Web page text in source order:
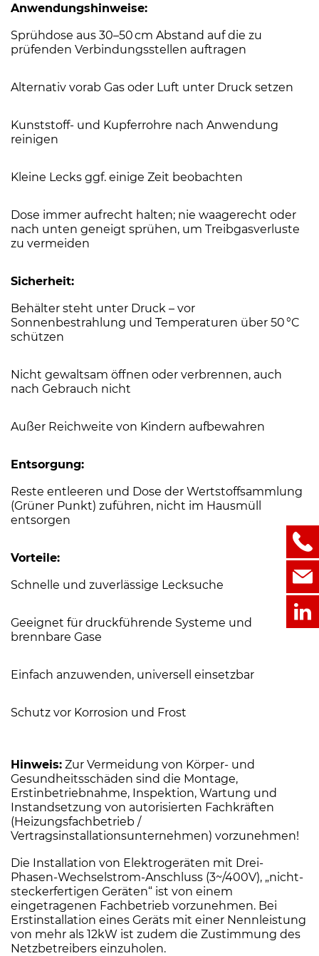
Anwendungshinweise:
Sprühdose aus 30–50 cm Abstand auf die zu
prüfenden Verbindungsstellen auftragen
Alternativ vorab Gas oder Luft unter Druck setzen
Kunststoff- und Kupferrohre nach Anwendung
reinigen
Kleine Lecks ggf. einige Zeit beobachten
Dose immer aufrecht halten; nie waagerecht oder
nach unten geneigt sprühen, um Treibgasverluste
zu vermeiden
Sicherheit:
Behälter steht unter Druck – vor
Sonnenbestrahlung und Temperaturen über 50 °C
schützen
Nicht gewaltsam öffnen oder verbrennen, auch
nach Gebrauch nicht
Außer Reichweite von Kindern aufbewahren
Entsorgung:
Reste entleeren und Dose der Wertstoffsammlung
(Grüner Punkt) zuführen, nicht im Hausmüll
entsorgen
Vorteile:
Schnelle und zuverlässige Lecksuche
Geeignet für druckführende Systeme und
brennbare Gase
Einfach anzuwenden, universell einsetzbar
Schutz vor Korrosion und Frost
Hinweis: Zur Vermeidung von Körper- und
Gesundheitsschäden sind die Montage,
Erstinbetriebnahme, Inspektion, Wartung und
Instandsetzung von autorisierten Fachkräften
(Heizungsfachbetrieb /
Vertragsinstallationsunternehmen) vorzunehmen!
Die Installation von Elektrogeräten mit Drei-
Phasen-Wechselstrom-Anschluss (3~/400V), „nicht-
steckerfertigen Geräten“ ist von einem
eingetragenen Fachbetrieb vorzunehmen. Bei
Erstinstallation eines Geräts mit einer Nennleistung
von mehr als 12kW ist zudem die Zustimmung des
Netzbetreibers einzuholen.